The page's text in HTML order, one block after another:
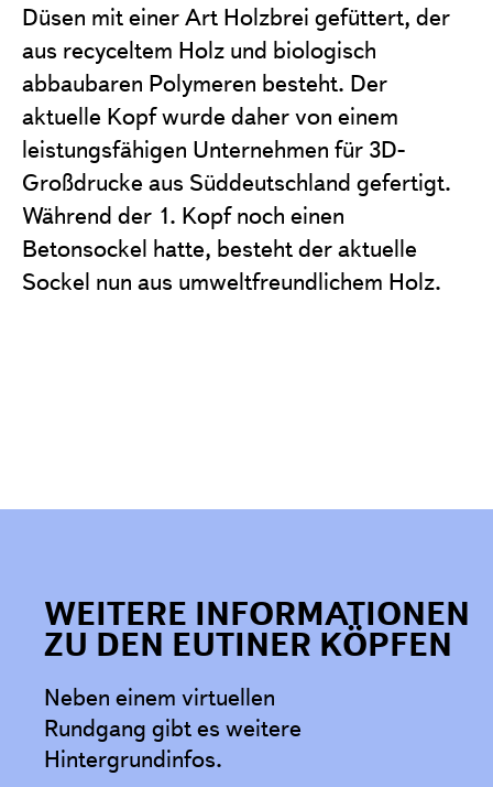
Düsen mit einer Art Holzbrei gefüttert, der
aus recyceltem Holz und biologisch
abbaubaren Polymeren besteht. Der
aktuelle Kopf wurde daher von einem
leistungsfähigen Unternehmen für 3D-
Großdrucke aus Süddeutschland gefertigt.
Während der 1. Kopf noch einen
Betonsockel hatte, besteht der aktuelle
Sockel nun aus umweltfreundlichem Holz.
WEITERE INFORMATIONEN
ZU DEN EUTINER KÖPFEN
Neben einem virtuellen
Rundgang gibt es weitere
Hintergrundinfos.